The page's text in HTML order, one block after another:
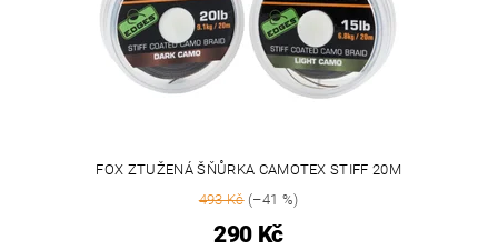
FOX ZTUŽENÁ ŠŇŮRKA CAMOTEX STIFF 20M
493 Kč(–41 %)
290 Kč